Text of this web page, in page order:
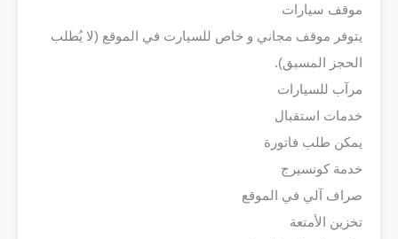
موقف سيارات
يتوفر موقف مجاني و خاص للسيارت في الموقع (لا يُطلب
الحجز المسبق).
مرآب للسيارات
خدمات استقبال
يمكن طلب فاتورة
خدمة كونسيرج
صراف آلي في الموقع
تخزين الأمتعة